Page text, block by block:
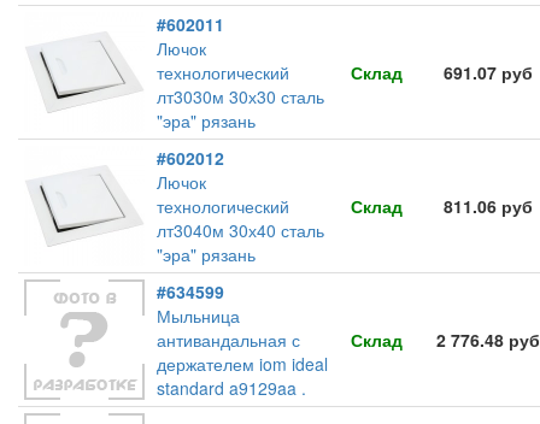
#602011
Лючок
технологический
лт3030м 30х30 сталь
"эра" рязань
Склад 691.07 руб
#602012
Лючок
технологический
лт3040м 30х40 сталь
"эра" рязань
Склад 811.06 руб
#634599
Мыльница
антивандальная с
держателем iom ideal
standard a9129aa .
Склад 2 776.48 руб